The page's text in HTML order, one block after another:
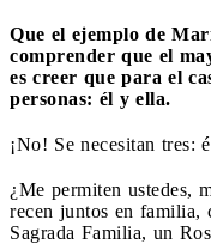
Que el ejemplo de
comprender que el
es creer que para el
personas: él y ella.
¡No! Se necesitan tres:
¿Me permiten ustedes,
recen juntos en familia,
Sagrada Familia, un